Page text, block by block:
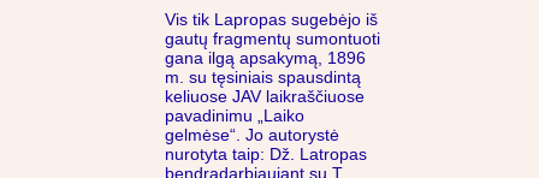
Vis tik Lapropas sugebėjo iš
gautų fragmentų sumontuoti
gana ilgą apsakymą, 1896
m. su tęsiniais spausdintą
keliuose JAV laikraščiuose
pavadinimu „Laiko
gelmėse“. Jo autorystė
nurotyta taip: Dž. Latropas
bendradarbiaujant su T.